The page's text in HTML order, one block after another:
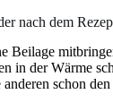
nach dem
Beilage
in der Wärme
schon